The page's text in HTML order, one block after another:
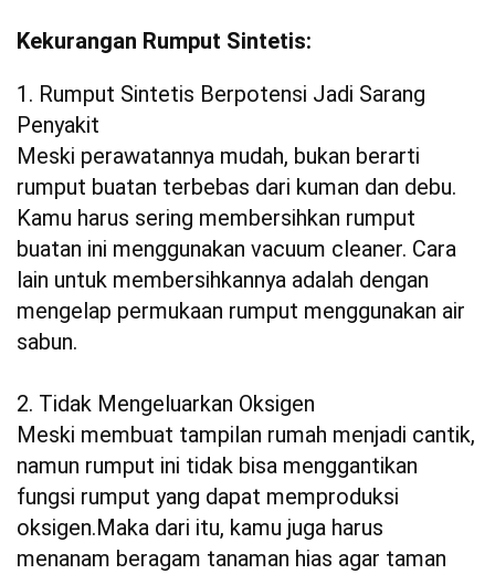
Kekurangan Rumput Sintetis:
1. Rumput Sintetis Berpotensi Jadi Sarang
Penyakit
Meski perawatannya mudah, bukan berarti
rumput buatan terbebas dari kuman dan debu.
Kamu harus sering membersihkan rumput
buatan ini menggunakan vacuum cleaner. Cara
lain untuk membersihkannya adalah dengan
mengelap permukaan rumput menggunakan air
sabun.
2. Tidak Mengeluarkan Oksigen
Meski membuat tampilan rumah menjadi cantik,
namun rumput ini tidak bisa menggantikan
fungsi rumput yang dapat memproduksi
oksigen.Maka dari itu, kamu juga harus
menanam beragam tanaman hias agar taman